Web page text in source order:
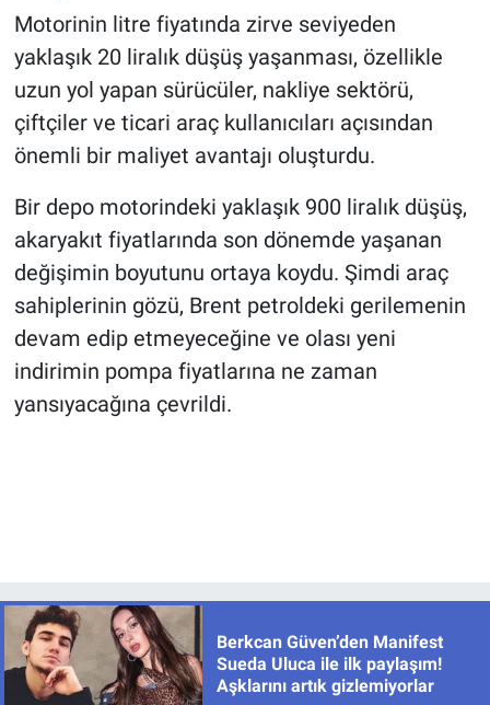
Motorinin litre fiyatında zirve seviyeden
yaklaşık 20 liralık düşüş yaşanması, özellikle
uzun yol yapan sürücüler, nakliye sektörü,
çiftçiler ve ticari araç kullanıcıları açısından
önemli bir maliyet avantajı oluşturdu.
Bir depo motorindeki yaklaşık 900 liralık düşüş,
akaryakıt fiyatlarında son dönemde yaşanan
değişimin boyutunu ortaya koydu. Şimdi araç
sahiplerinin gözü, Brent petroldeki gerilemenin
devam edip etmeyeceğine ve olası yeni
indirimin pompa fiyatlarına ne zaman
yansıyacağına çevrildi.
Berkcan Güven’den Manifest
Sueda Uluca ile ilk paylaşım!
Aşklarını artık gizlemiyorlar